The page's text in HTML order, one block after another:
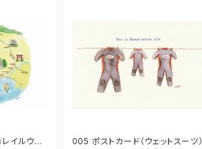
イルウェ
005 ポストカード（ウェットスーツ）